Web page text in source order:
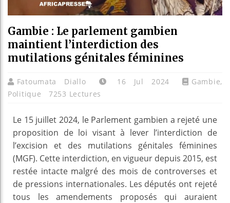
Gambie : Le parlement gambien
maintient l’interdiction des
mutilations génitales féminines
Fatoumata Diallo 16 Jul 2024 Gambie,
Politique
7253 Lectures
Le 15 juillet 2024, le Parlement gambien a rejeté une
proposition de loi visant à lever l’interdiction de
l’excision et des mutilations génitales féminines
(MGF). Cette interdiction, en vigueur depuis 2015, est
restée intacte malgré des mois de controverses et
de pressions internationales. Les députés ont rejeté
tous les amendements proposés qui auraient